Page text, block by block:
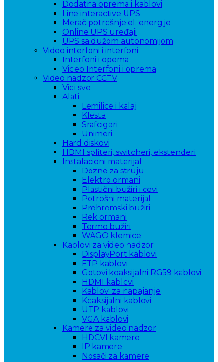
Dodatna oprema i kablovi
Line interactive UPS
Merač potrošnje el. energije
Online UPS uređaji
UPS sa dužom autonomijom
Video interfoni i interfoni
Interfoni i opema
Video Interfoni i oprema
Video nadzor CCTV
Vidi sve
Alati
Lemilice i kalaj
Klesta
Srafcigeri
Unimeri
Hard diskovi
HDMI spliteri, switcheri, ekstenderi
Instalacioni materijal
Dozne za struju
Elektro ormani
Plastični bužiri i cevi
Potrošni materijal
Prohromski bužiri
Rek ormani
Termo bužiri
WAGO klemice
Kablovi za video nadzor
DisplayPort kablovi
FTP kablovi
Gotovi koaksijalni RG59 kablovi
HDMI kablovi
Kablovi za napajanje
Koaksijalni kablovi
UTP kablovi
VGA kablovi
Kamere za video nadzor
HDCVI kamere
IP kamere
Nosači za kamere